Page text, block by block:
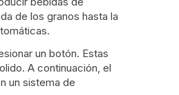
de los granos hasta la
un botón. Estas
A continuación, el
un sistema de